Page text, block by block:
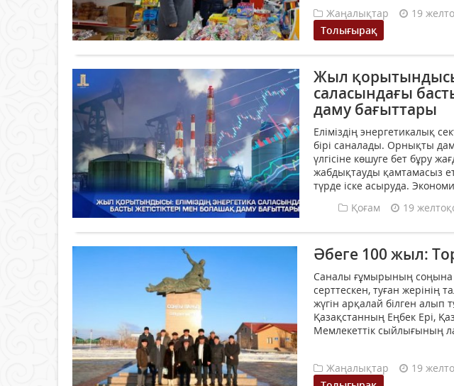
Жаңалықтар
19
Толығырақ
Жыл
саласындағы
даму бағыттары
Еліміздің энергетикалық
бірі саналады. Орнықты
үлгісіне көшуге бет бұру
жабдықтауды қамтамасыз
түрде іске асыруда.
Қоғам
19
Әбеге 100 жыл:
Саналы ғұмырының соңына
серттескен, туған жерінің
жүгін арқалай білген алып
Қазақстанның Еңбек Ері,
Мемлекеттік сыйлығының
Жаңалықтар 19